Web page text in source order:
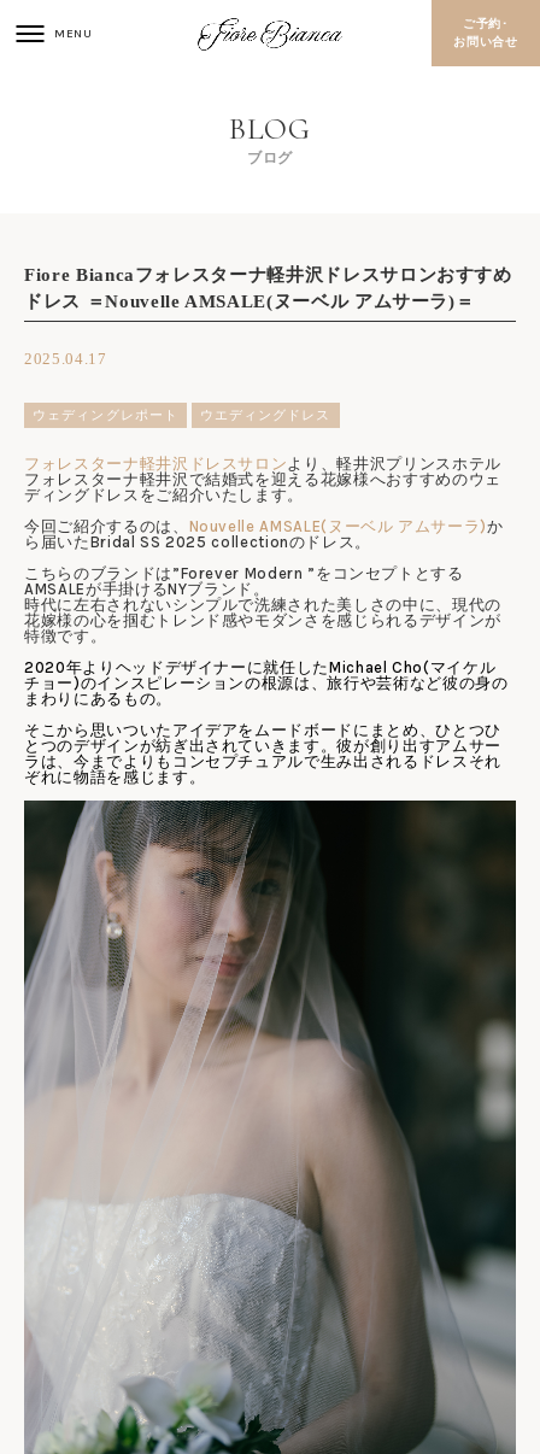
ご予約･
お問い合せ
ブログ
Fiore Biancaフォレスターナ軽井沢ドレスサロンおすすめ
ドレス ＝Nouvelle AMSALE(ヌーベル アムサーラ)＝
2025.04.17
ウェディングレポート ウエディングドレス
フォレスターナ軽井沢ドレスサロンより、軽井沢プリンスホテル
フォレスターナ軽井沢で結婚式を迎える花嫁様へおすすめのウェ
ディングドレスをご紹介いたします。
今回ご紹介するのは、 Nouvelle AMSALE(ヌーベル アムサーラ)か
ら届いたBridal SS 2025 collectionのドレス。
こちらのブランドは”Forever Modern ”をコンセプトとする
AMSALEが手掛けるNYブランド。
時代に左右されないシンプルで洗練された美しさの中に、現代の
花嫁様の心を掴むトレンド感やモダンさを感じられるデザインが
特徴です。
2020年よりヘッドデザイナーに就任したMichael Cho(マイケル
チョー)のインスピレーションの根源は、旅行や芸術など彼の身の
まわりにあるもの。
そこから思いついたアイデアをムードボードにまとめ、ひとつひ
とつのデザインが紡ぎ出されていきます。彼が創り出すアムサー
ラは、今までよりもコンセプチュアルで生み出されるドレスそれ
ぞれに物語を感じます。